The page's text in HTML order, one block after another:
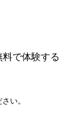
で体験する
い。